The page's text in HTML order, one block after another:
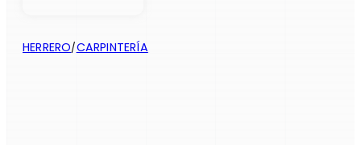
HERRERO/CARPINTERÍA